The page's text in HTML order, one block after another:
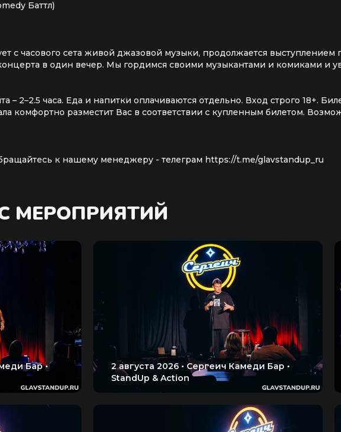
Баттл)
с часового сета живой джазовой музыки, продолжается
в один вечер. Мы гордимся своими музыкантами и комиками и
– 2–2.5 часа. Еда и напитки оплачиваются отдельно. Вход строго 18+.
комфортно разместит Вас в соответствии с купленным билетом.
к нашему менеджеру - телеграм https://t.me/glavstandup_ru
МЕРОПРИЯТИЙ